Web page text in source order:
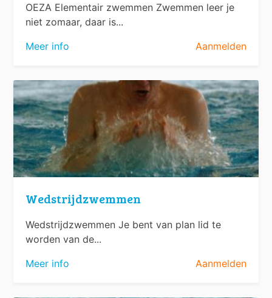
OEZA Elementair zwemmen Zwemmen leer je
niet zomaar, daar is...
Meer info
Aanmelden
Wedstrijdzwemmen
Wedstrijdzwemmen Je bent van plan lid te
worden van de...
Meer info
Aanmelden